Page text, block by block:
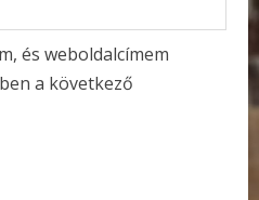
és weboldalcímem
a következő